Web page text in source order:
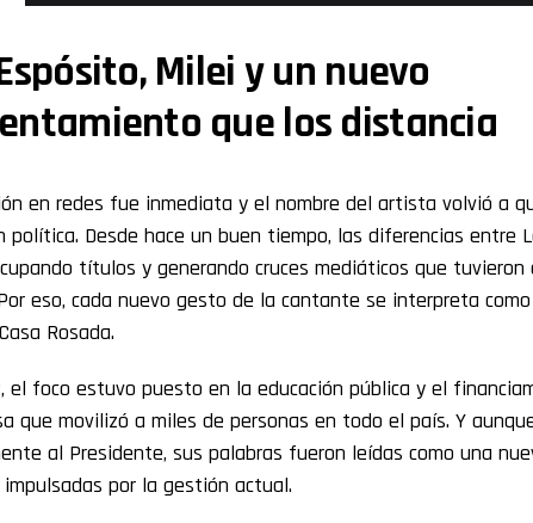
Milei y un nuevo
que los distancia
en redes fue inmediata y el nombre del artista volvió a
política. Desde hace un buen tiempo, las diferencias entre
títulos y generando cruces mediáticos que tuvieron
eso, cada nuevo gesto de la cantante se interpreta
Rosada.
el foco estuvo puesto en la educación pública y el
que movilizó a miles de personas en todo el país. Y
al Presidente, sus palabras fueron leídas como una
por la gestión actual.